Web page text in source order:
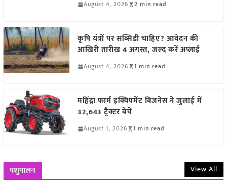
August 4, 2026 2 min read
कृषि यंत्रों पर सब्सिडी चाहिए? आवेदन की
आखिरी तारीख 4 अगस्त, जल्द करें अप्लाई
August 4, 2026 1 min read
महिंद्रा फार्म इक्विपमेंट बिजनेस ने जुलाई में
32,643 ट्रैक्टर बेचे
August 1, 2026 1 min read
पशुपालन View All